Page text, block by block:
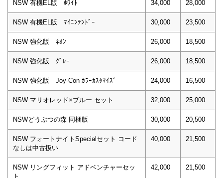
NSW 有機EL版 ﾎﾜｲﾄ 34,000 28,000
NSW 有機EL版 ﾏｲﾆﾝﾃﾝﾄﾞｰ 30,000 23,500
NSW 強化版 ﾈｵﾝ 26,000 18,500
NSW 強化版 ｸﾞﾚｰ 26,000 18,500
NSW 強化版 Joy-Con ｶﾗｰｶｽﾀﾏｲｽﾞ 24,000 16,500
NSW マリオレッド×ブルー セット 32,000 25,000
NSWどうぶつの森 同梱版 30,000 20,500
NSW フォートナイトSpecialセット コード
なしは中古扱い
40,000 21,500
NSW リングフィット アドベンチャーセッ
ト
42,000 21,500